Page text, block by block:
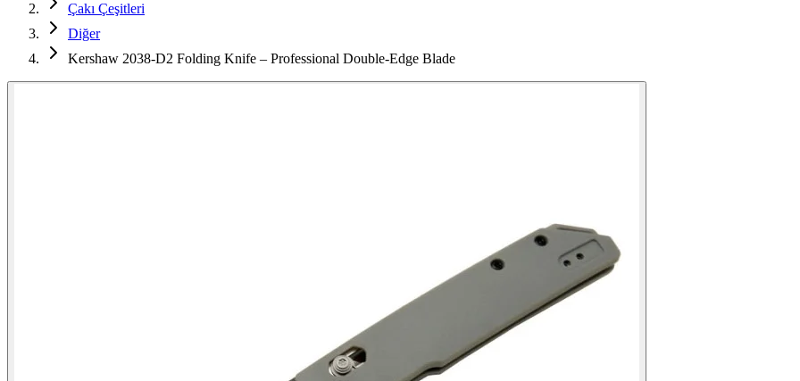
Çakı Çeşitleri
Diğer
Kershaw 2038-D2 Folding Knife – Professional Double-Edge Blade